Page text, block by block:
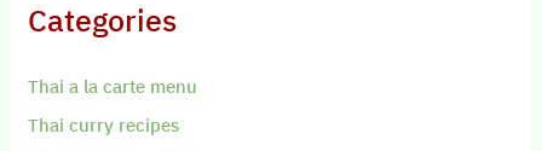
Categories
Thai a la carte menu
Thai curry recipes